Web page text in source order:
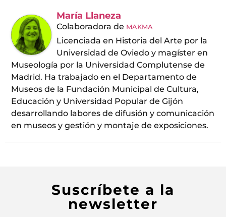
María Llaneza
Colaboradora de MAKMA
Licenciada en Historia del Arte por la
Universidad de Oviedo y magíster en
Museología por la Universidad Complutense de
Madrid. Ha trabajado en el Departamento de
Museos de la Fundación Municipal de Cultura,
Educación y Universidad Popular de Gijón
desarrollando labores de difusión y comunicación
en museos y gestión y montaje de exposiciones.
Suscríbete a la
newsletter